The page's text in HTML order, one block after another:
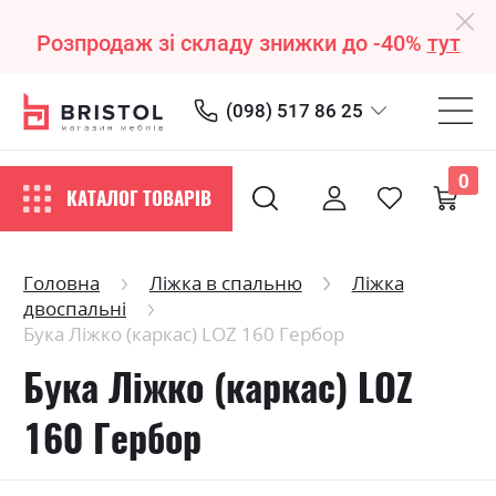
Розпродаж зі складу знижки до -40% тут
(098) 517 86 25
КАТАЛОГ ТОВАРІВ
0
Головна Ліжка в спальню
Ліжка
двоспальні
Бука Ліжко (каркас) LOZ 160 Гербор
Бука Ліжко (каркас) LOZ
160 Гербор